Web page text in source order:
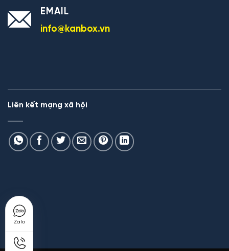
Zalo
EMAIL
info@kanbox.vn
Liên kết mạng xã hội